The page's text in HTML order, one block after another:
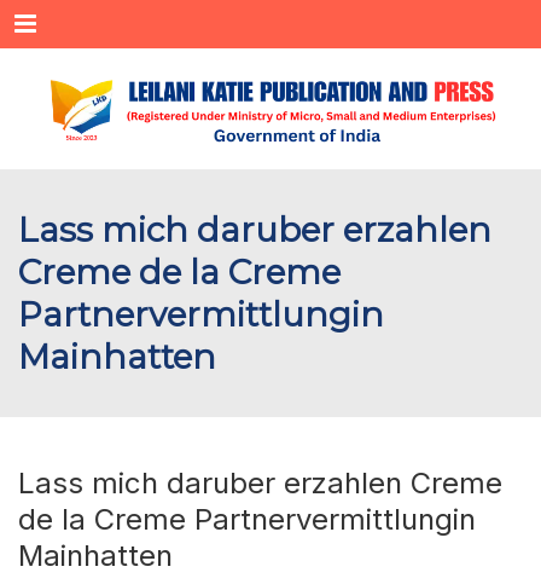
Menu
Lass mich daruber erzahlen
Creme de la Creme
Partnervermittlungin
Mainhatten
Lass mich daruber erzahlen Creme
de la Creme Partnervermittlungin
Mainhatten